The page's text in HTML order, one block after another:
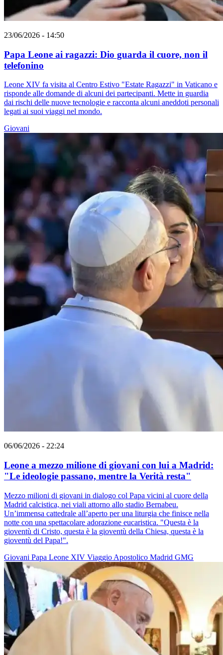
23/06/2026 - 14:50
Papa Leone ai ragazzi: Dio guarda il cuore, non il
telefonino
Leone XIV fa visita al Centro Estivo "Estate Ragazzi" in Vaticano e
risponde alle domande di alcuni dei partecipanti. Mette in guardia
dai rischi delle nuove tecnologie e racconta alcuni aneddoti personali
legati ai suoi viaggi nel mondo.
Giovani
06/06/2026 - 22:24
Leone a mezzo milione di giovani con lui a Madrid:
"Le ideologie passano, mentre la Verità resta"
Mezzo milioni di giovani in dialogo col Papa vicini al cuore della
Madrid calcistica, nei viali attorno allo stadio Bernabeu.
Un’immensa cattedrale all’aperto per una liturgia che finisce nella
notte con una spettacolare adorazione eucaristica. "Questa è la
gioventù di Cristo, questa è la gioventù della Chiesa, questa è la
gioventù del Papa!".
Giovani Papa Leone XIV Viaggio Apostolico Madrid GMG